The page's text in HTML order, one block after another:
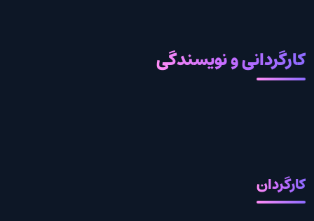
کارگردانی و نویسندگی
کارگردان